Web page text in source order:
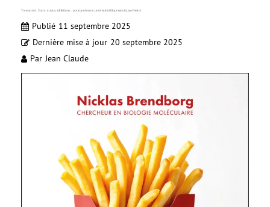
Tous accros : Sucre, écrans, addictions… pourquoi on ne peut (scientifiquement) pas résister
Publié 11 septembre 2025
Dernière mise à jour 20 septembre 2025
Par Jean Claude